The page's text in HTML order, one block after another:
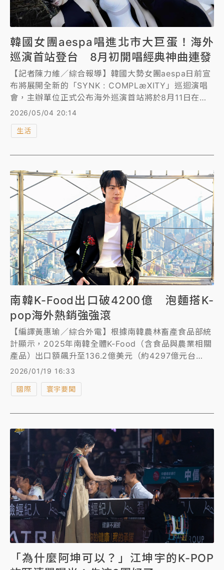
韓國女團aespa唱進北市大巨蛋！海外
巡演首站登台 8月初開唱經典神曲連發
【記者陳力維／綜合報導】韓國大勢女團aespa日前宣
布將展開全新的「SYNK : COMPLæXITY」巡迴演唱
會，主辦單位正式公布海外巡演首站將於8月11日在台
北大巨蛋盛大登場。此次巡演以「全面革新」為核心概
念，將帶來全新升級的舞台設計與表演內容，演唱會門
票預計於5月17日全面啟售，預計將再度掀起搶票熱
2026/05/04 20:14
生活
南韓K-Food出口破4200億 泡麵搭K-
pop海外熱銷強強滾
【編譯黃惠瑜／綜合外電】根據南韓農林畜產食品部統
計顯示，2025年南韓全體K-Food（含食品與農業相關
產品）出口額飆升至136.2億美元（約4297億元台
幣），創下史上最高紀錄。分析指出，南韓泡麵、醬料
力帶動外，通膨壓力也促使消費者轉而尋求美味又經濟
2026/01/19 16:33
國際 寰宇要聞
「為什麼阿坤可以？」江坤宇的K-POP